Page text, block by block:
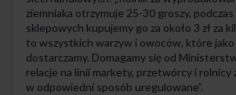
ziemniaka otrzymuje 25-30 groszy, podczas
sklepowych kupujemy go za około 3 zł za
to wszystkich warzyw i owoców, które
dostarczamy. Domagamy się od
relacje na linii markety, przetwórcy i rolnicy
w odpowiedni sposób uregulowane”.